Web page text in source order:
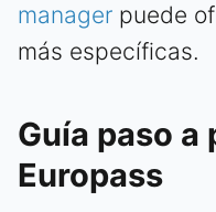
manager puede
más específicas.
Guía paso a
Europass